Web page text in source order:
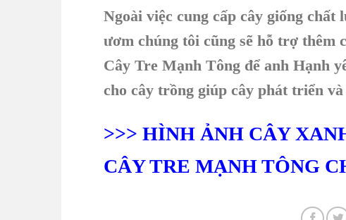
Ngoài việc cung cấp cây giống
ươm chúng tôi cũng sẽ hỗ trợ thêm
Cây Tre Mạnh Tông để anh Hạnh
cho cây trồng giúp cây phát triển
>>> HÌNH ẢNH CÂY
CÂY TRE MẠNH TÔNG